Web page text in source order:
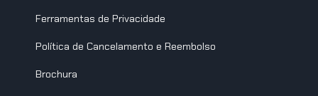
Ferramentas de Privacidade
Política de Cancelamento e Reembolso
Brochura